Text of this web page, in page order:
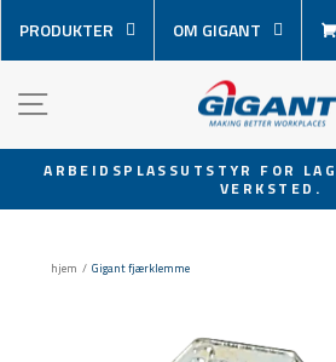
over
innhold
PRODUKTER OM GIGANT
Sett
ARBEIDSPLASSUTSTYR FOR
VERKSTED.
hjem / Gigant fjærklemme